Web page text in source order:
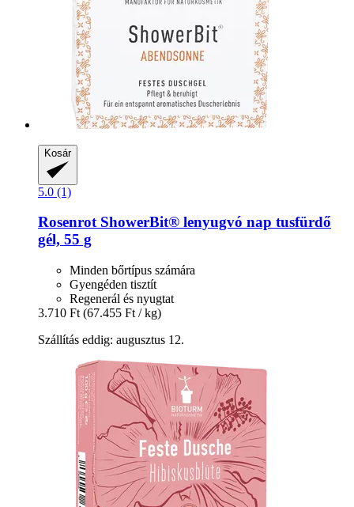
Kosár
5.0 (1)
RosenrotShowerBit® lenyugvó nap tusfürdő
gél, 55 g
Minden bőrtípus számára
Gyengéden tisztít
Regenerál és nyugtat
3.710 Ft (67.455 Ft / kg)
Szállítás eddig: augusztus 12.